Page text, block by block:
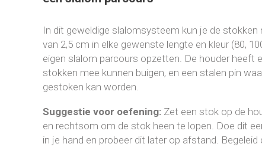
In dit geweldige slalomsysteem kun je de
van 2,5 cm in elke gewenste lengte en kleur (80,
eigen slalom parcours opzetten. De houder heeft
stokken mee kunnen buigen, en een stalen pin
gestoken kan worden.
Suggestie voor oefening: Zet een stok op de
en rechtsom om de stok heen te lopen. Doe dit
in je hand en probeer dit later op afstand.